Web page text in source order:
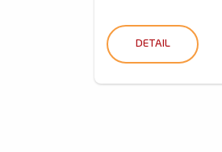
DETAIL